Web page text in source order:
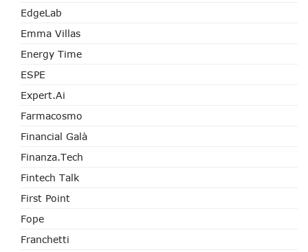
EdgeLab
Emma Villas
Energy Time
ESPE
Expert.ai
Farmacosmo
Financial Galà
Finanza.tech
Fintech Talk
First Point
Fope
Franchetti